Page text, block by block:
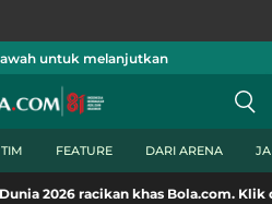
untuk melanjutkan
FEATURE DARI ARENA
khas Bola.com. Klik di sini!